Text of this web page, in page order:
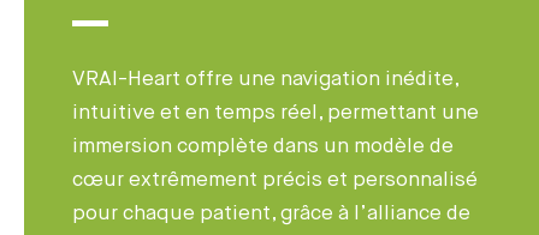
VRAI-Heart offre une navigation inédite,
intuitive et en temps réel, permettant une
immersion complète dans un modèle de
cœur extrêmement précis et personnalisé
pour chaque patient, grâce à l’alliance de